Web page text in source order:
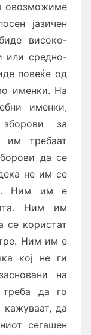
овозможиме
јазичен
високо-
или средно-
повеќе од
именки. На
именки,
зборови за
им требаат
да се
не им се
Ним им е
Ним им
се користат
Ним им е
кој не ги
на
да го
да
сегашен